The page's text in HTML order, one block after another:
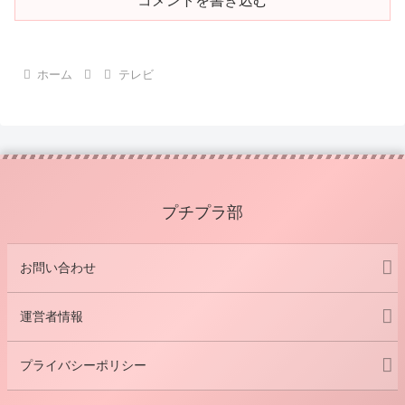
ホーム テレビ
プチプラ部
お問い合わせ
運営者情報
プライバシーポリシー